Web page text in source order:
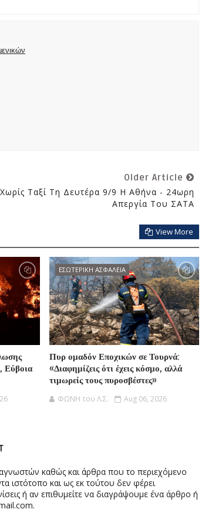
Older Article
Χωρίς Ταξί Τη Δευτέρα 9/9 Η Αθήνα - 24ωρη
Απεργία Του ΣΑΤΑ
View More
Εύβοια
ΕΣΩΤΕΡΙΚΗ ΑΣΦΑΛΕΙΑ
Πυρ ομαδόν Εποχικών σε Τουρνά:
«Διαφημίζεις ότι έχεις κόσμο, αλλά
τιμωρείς τους πυροσβέστες»
ΦΩΝΗ του Λ.Σ. Aug 06, 2026
καθώς και άρθρα που το περιεχόμενο
ιστότοπο και ως εκ τούτου δεν φέρει
ή αν επιθυμείτε να διαγράψουμε ένα άρθρο ή